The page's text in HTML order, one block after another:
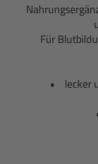
Für
• lecker